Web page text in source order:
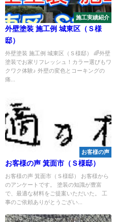
施工実績紹介
外壁塗装 施工例 城東区（Ｓ様
邸）
外壁塗装 施工例 城東区（Ｓ様邸） 🌈外壁
塗装でお家リフレッシュ！カラー選びもワ
クワク体験♪ 外壁の変色とコーキングの
痛...
お客様の声
お客様の声 箕面市（Ｓ様邸）
お客様の声 箕面市（Ｓ様邸） お客様から
のアンケートです。 塗装の知識が豊富
で、最適な材料をご提案いただいた。 工
事のご依頼ありがとうござい...